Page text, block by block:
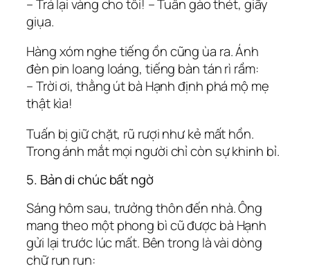
– Trả lại vàng cho tôi! – Tuấn gào thét, giãy
giụa.
Hàng xóm nghe tiếng ồn cũng ùa ra. Ánh
đèn pin loang loáng, tiếng bàn tán rì rầm:
– Trời ơi, thằng út bà Hạnh định phá mộ mẹ
thật kìa!
Tuấn bị giữ chặt, rũ rượi như kẻ mất hồn.
Trong ánh mắt mọi người chỉ còn sự khinh bỉ.
5. Bản di chúc bất ngờ
Sáng hôm sau, trưởng thôn đến nhà. Ông
mang theo một phong bì cũ được bà Hạnh
gửi lại trước lúc mất. Bên trong là vài dòng
chữ run run: